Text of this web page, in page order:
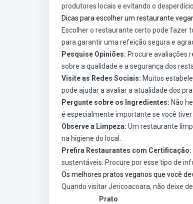
produtores locais e evitando o
Dicas para escolher um restaurante
Escolher o restaurante certo pode fazer
para garantir uma refeição segura e
Pesquise Opiniões: Procure avaliações
sobre a qualidade e a segurança dos
Visite as Redes Sociais: Muitos
pode ajudar a avaliar a atualidade dos
Pergunte sobre os Ingredientes: Não
é especialmente importante se você
Observe a Limpeza: Um restaurante
na higiene do local.
Prefira Restaurantes com Certificação:
sustentáveis. Procure por esse tipo de
Os melhores pratos veganos que você
Quando visitar Jericoacoara, não deixe
Prato